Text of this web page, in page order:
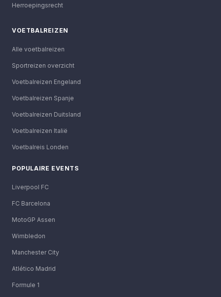
Herroepingsrecht
VOETBALREIZEN
Alle voetbalreizen
Sportreizen overzicht
Voetbalreizen Engeland
Voetbalreizen Spanje
Voetbalreizen Duitsland
Voetbalreizen Italië
Voetbalreis Londen
POPULAIRE EVENTS
Liverpool FC
FC Barcelona
MotoGP Assen
Wimbledon
Manchester City
Atlético Madrid
Formule 1